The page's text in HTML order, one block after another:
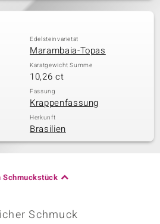
Edelsteinvarietät
Marambaia-Topas
Karatgewicht Summe
10,26 ct
Fassung
Krappenfassung
Herkunft
Brasilien
Schmuckstück
Schmuck